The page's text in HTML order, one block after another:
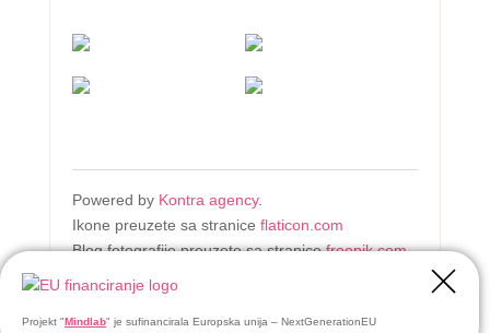
Powered byKontra agency.
Ikone preuzete sa stranice flaticon.com
Blog fotografije preuzete sa stranicefreepik.com
Projekt "Mindlab" je sufinancirala Europska unija – NextGenerationEU